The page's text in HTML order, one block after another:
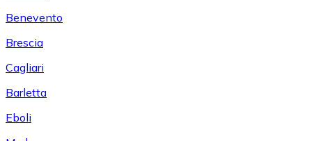
Benevento
Brescia
Cagliari
Barletta
Eboli